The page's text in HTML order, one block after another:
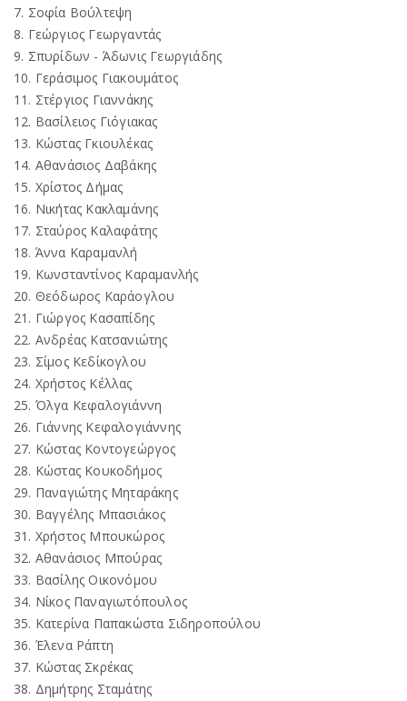
7. Σοφία Βούλτεψη
8. Γεώργιος Γεωργαντάς
9. Σπυρίδων - Άδωνις Γεωργιάδης
10. Γεράσιμος Γιακουμάτος
11. Στέργιος Γιαννάκης
12. Βασίλειος Γιόγιακας
13. Κώστας Γκιουλέκας
14. Αθανάσιος Δαβάκης
15. Χρίστος Δήμας
16. Νικήτας Κακλαμάνης
17. Σταύρος Καλαφάτης
18. Άννα Καραμανλή
19. Κωνσταντίνος Καραμανλής
20. Θεόδωρος Καράογλου
21. Γιώργος Κασαπίδης
22. Ανδρέας Κατσανιώτης
23. Σίμος Κεδίκογλου
24. Χρήστος Κέλλας
25. Όλγα Κεφαλογιάννη
26. Γιάννης Κεφαλογιάννης
27. Κώστας Κοντογεώργος
28. Κώστας Κουκοδήμος
29. Παναγιώτης Μηταράκης
30. Βαγγέλης Μπασιάκος
31. Χρήστος Μπουκώρος
32. Αθανάσιος Μπούρας
33. Βασίλης Οικονόμου
34. Νίκος Παναγιωτόπουλος
35. Κατερίνα Παπακώστα Σιδηροπούλου
36. Έλενα Ράπτη
37. Κώστας Σκρέκας
38. Δημήτρης Σταμάτης